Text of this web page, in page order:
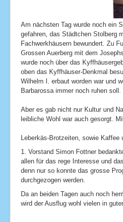
Am nächsten Tag wurde noch ein
gefahren, das Städtchen Stolberg
Fachwerkhäusern bewundert. Zu
Grossen Auerberg mit dem
wurde noch über das
oben das Kyffhäuser-Denkmal
Wilhelm I. erbaut worden war und
Barbarossa immer noch ruhen soll.
Aber es gab nicht nur Kultur und
leibliche Wohl war auch gesorgt.
Leberkäs-Brotzeiten, sowie Kaffee
1. Vorstand Simon Fottner
allen für das rege Interesse und
denn nur so konnte das grosse
durchgezogen werden.
Da an beiden Tagen auch noch
wird der Ausflug wohl vielen in